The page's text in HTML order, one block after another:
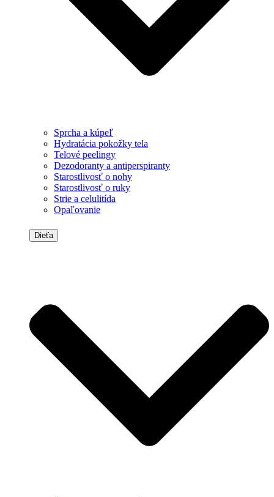
Sprcha a kúpeľ
Hydratácia pokožky tela
Telové peelingy
Dezodoranty a antiperspiranty
Starostlivosť o nohy
Starostlivosť o ruky
Strie a celulitída
Opaľovanie
Dieťa